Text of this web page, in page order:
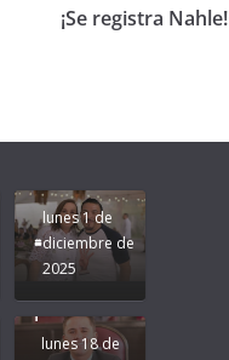
¡Se registra Nahle!
lunes 1 de
diciembre de
2025
Pongamos
de moda;
San
Andrés
Tuxtla
presente.
lunes 18 de